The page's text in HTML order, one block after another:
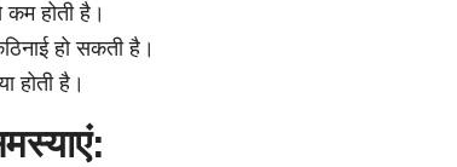
कम होती है।
हो सकती है।
होती है।